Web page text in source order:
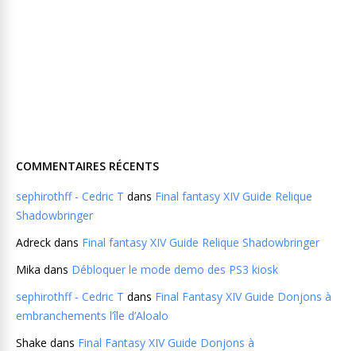
COMMENTAIRES RÉCENTS
sephirothff - Cedric T dans Final fantasy XIV Guide Relique
Shadowbringer
Adreck dans Final fantasy XIV Guide Relique Shadowbringer
Mika dans Débloquer le mode demo des PS3 kiosk
sephirothff - Cedric T dans Final Fantasy XIV Guide Donjons à
embranchements l’île d’Aloalo
Shake dans Final Fantasy XIV Guide Donjons à